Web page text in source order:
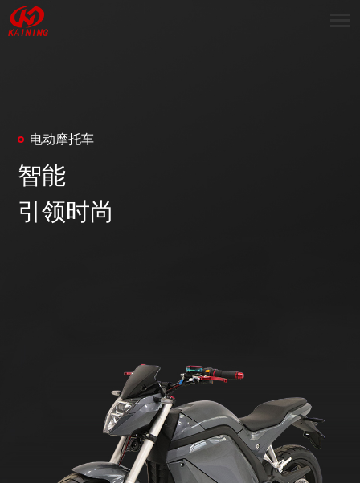
电动摩托车
智能
引领时尚